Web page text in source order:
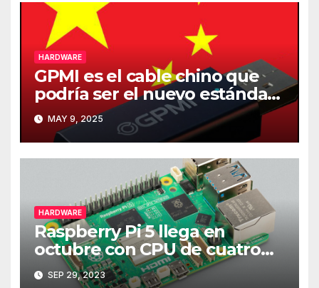
HARDWARE
GPMI es el cable chino que
podría ser el nuevo estándar
de carga y transferencia de
datos
MAY 9, 2025
HARDWARE
Raspberry Pi 5 llega en
octubre con CPU de cuatro
núcleos y más RAM
SEP 29, 2023